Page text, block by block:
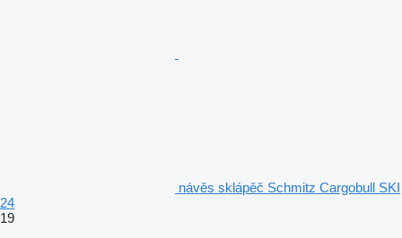
návěs sklápěč Schmitz Cargobull SKI
24
19